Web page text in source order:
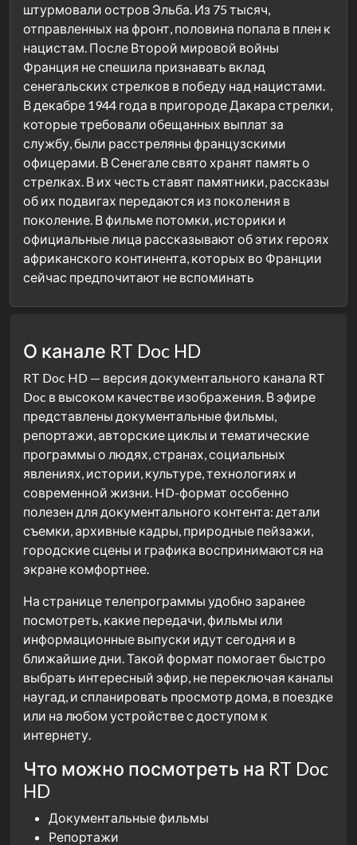
штурмовали остров Эльба. Из 75 тысяч,
отправленных на фронт, половина попала в плен к
нацистам. После Второй мировой войны
Франция не спешила признавать вклад
сенегальских стрелков в победу над нацистами.
В декабре 1944 года в пригороде Дакара стрелки,
которые требовали обещанных выплат за
службу, были расстреляны французскими
офицерами. В Сенегале свято хранят память о
стрелках. В их честь ставят памятники, рассказы
об их подвигах передаются из поколения в
поколение. В фильме потомки, историки и
официальные лица рассказывают об этих героях
африканского континента, которых во Франции
сейчас предпочитают не вспоминать
О канале RT Doc HD
RT Doc HD — версия документального канала RT
Doc в высоком качестве изображения. В эфире
представлены документальные фильмы,
репортажи, авторские циклы и тематические
программы о людях, странах, социальных
явлениях, истории, культуре, технологиях и
современной жизни. HD-формат особенно
полезен для документального контента: детали
съемки, архивные кадры, природные пейзажи,
городские сцены и графика воспринимаются на
экране комфортнее.
На странице телепрограммы удобно заранее
посмотреть, какие передачи, фильмы или
информационные выпуски идут сегодня и в
ближайшие дни. Такой формат помогает быстро
выбрать интересный эфир, не переключая каналы
наугад, и спланировать просмотр дома, в поездке
или на любом устройстве с доступом к
интернету.
Что можно посмотреть на RT Doc
HD
Документальные фильмы
Репортажи